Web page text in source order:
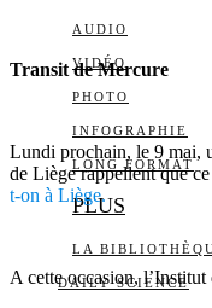
AUDIO
VIDÉO
PHOTO
INFOGRAPHIE
LONG FORMAT
PLUS
LA
DAILY SCIENCE
Transit de Mercure
Lundi prochain, le 9 mai,
de Liège rappellent que
t-on à Liège.
A cette occasion,